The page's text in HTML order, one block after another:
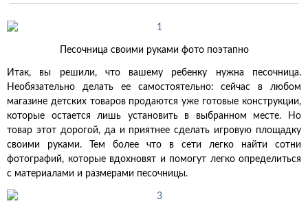
Песочница своими руками фото поэтапно
Итак, вы решили, что вашему ребенку нужна песочница.
Необязательно делать ее самостоятельно: сейчас в любом
магазине детских товаров продаются уже готовые конструкции,
которые остается лишь установить в выбранном месте. Но
товар этот дорогой, да и приятнее сделать игровую площадку
своими руками. Тем более что в сети легко найти сотни
фотографий, которые вдохновят и помогут легко определиться
с материалами и размерами песочницы.